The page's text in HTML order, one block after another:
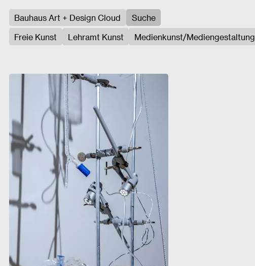
Bauhaus Art + Design Cloud
Suche
Freie Kunst
Lehramt Kunst Medienkunst/Mediengestaltung